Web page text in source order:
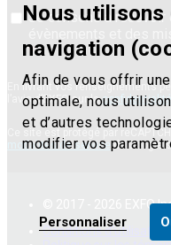
Nous utilisons
navigation
Afin de vous offrir
optimale, nous
et d’autres
modifier vos
Personnaliser
Je consens à recevoir
En livrant vos renseignements
l’avis d’EXFO sur la
Ce site est protégé par
modalités de service de Google
© 2017 - 2026 EXFO
Conditions d'utilisation